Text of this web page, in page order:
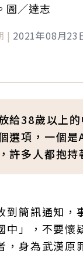
圖／達志
| 2021年08月23
給38歲以上
選項，一個
許多人都抱
到簡訊通知，
中」，不要
，身為武漢原